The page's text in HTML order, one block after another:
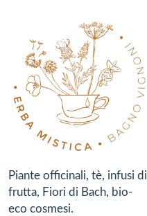
Piante officinali, tè, infusi di
frutta, Fiori di Bach, bio-
eco cosmesi.